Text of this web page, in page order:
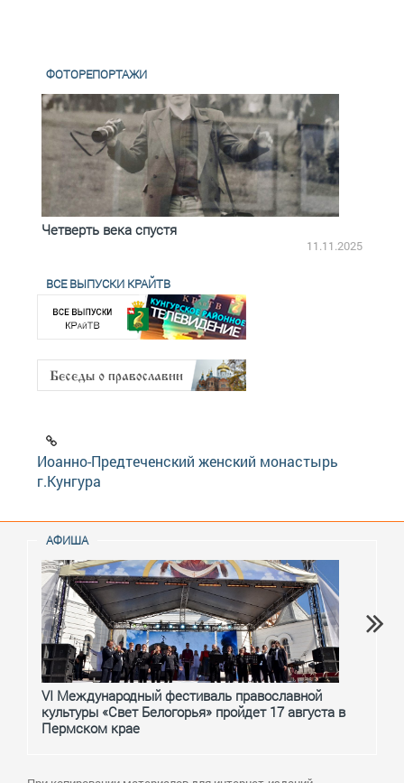
ФОТОРЕПОРТАЖИ
Четверть века спустя
11.11.2025
ВСЕ ВЫПУСКИ КРАЙТВ
Иоанно-Предтеченский женский монастырь
г.Кунгура
АФИША
VI Международный фестиваль православной
культуры «Свет Белогорья» пройдет 17 августа в
Пермском крае